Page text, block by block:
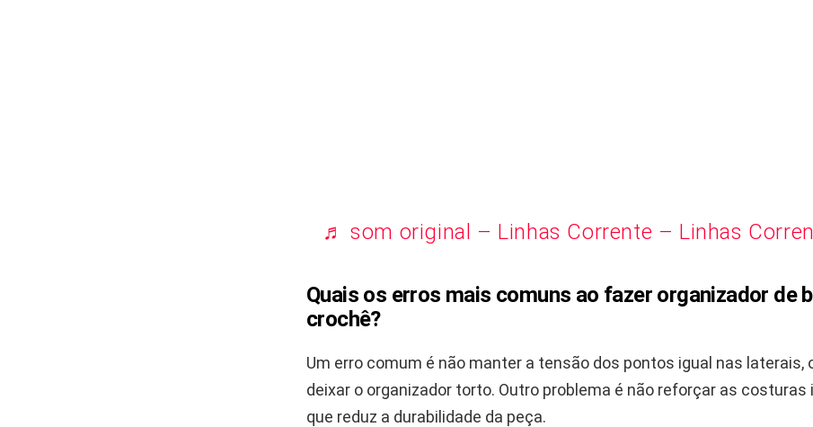
♬ som original – Linhas Corrente – Linhas
Quais os erros mais comuns ao fazer organizador de
crochê?
Um erro comum é não manter a tensão dos pontos igual nas laterais,
deixar o organizador torto. Outro problema é não reforçar as costuras
que reduz a durabilidade da peça.